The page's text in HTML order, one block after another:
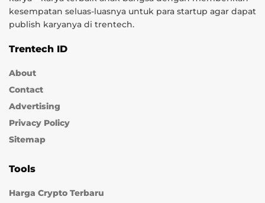
kesempatan seluas-luasnya untuk para startup agar dapat
publish karyanya di trentech.
Trentech ID
About
Contact
Advertising
Privacy Policy
Sitemap
Tools
Harga Crypto Terbaru